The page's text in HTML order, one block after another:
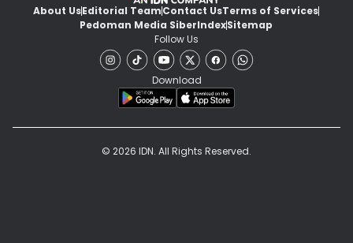
About UsEditorial TeamContact UsTerms of Services
Pedoman Media SiberIndexSitemap
Follow Us
Download
© 2026 IDN. All Rights Reserved.